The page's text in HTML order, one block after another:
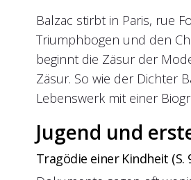
Balzac stirbt in Paris, rue
Triumphbogen und den
beginnt die Zäsur der
Zäsur. So wie der Dichter
Lebenswerk mit einer
Jugend und
Tragödie einer Kindheit (S.